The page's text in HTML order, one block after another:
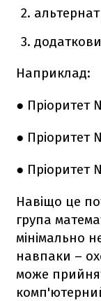
Наприклад:
● Пріоритет
● Пріоритет
● Пріоритет
Навіщо це
група
мінімально
навпаки –
може